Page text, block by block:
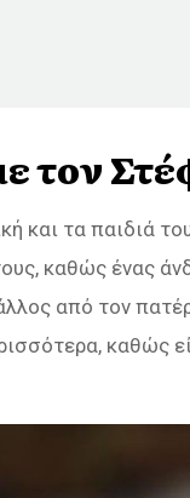
τον
και τα παιδιά
καθώς ένας
από τον
καθώς